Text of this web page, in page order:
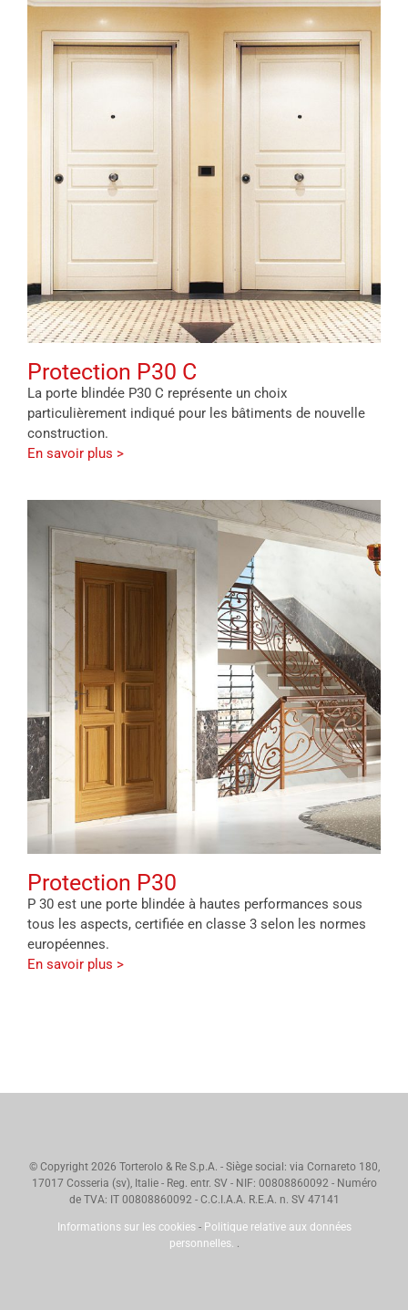
Protection P30 C
La porte blindée P30 C représente un choix
particulièrement indiqué pour les bâtiments de nouvelle
construction.
En savoir plus >
Protection P30
P 30 est une porte blindée à hautes performances sous
tous les aspects, certifiée en classe 3 selon les normes
européennes.
En savoir plus >
© Copyright 2026 Torterolo & Re S.p.A. - Siège social: via Cornareto 180,
17017 Cosseria (sv), Italie - Reg. entr. SV - NIF: 00808860092 - Numéro
de TVA: IT 00808860092 - C.C.I.A.A. R.E.A. n. SV 47141
Informations sur les cookies - Politique relative aux données
personnelles. .